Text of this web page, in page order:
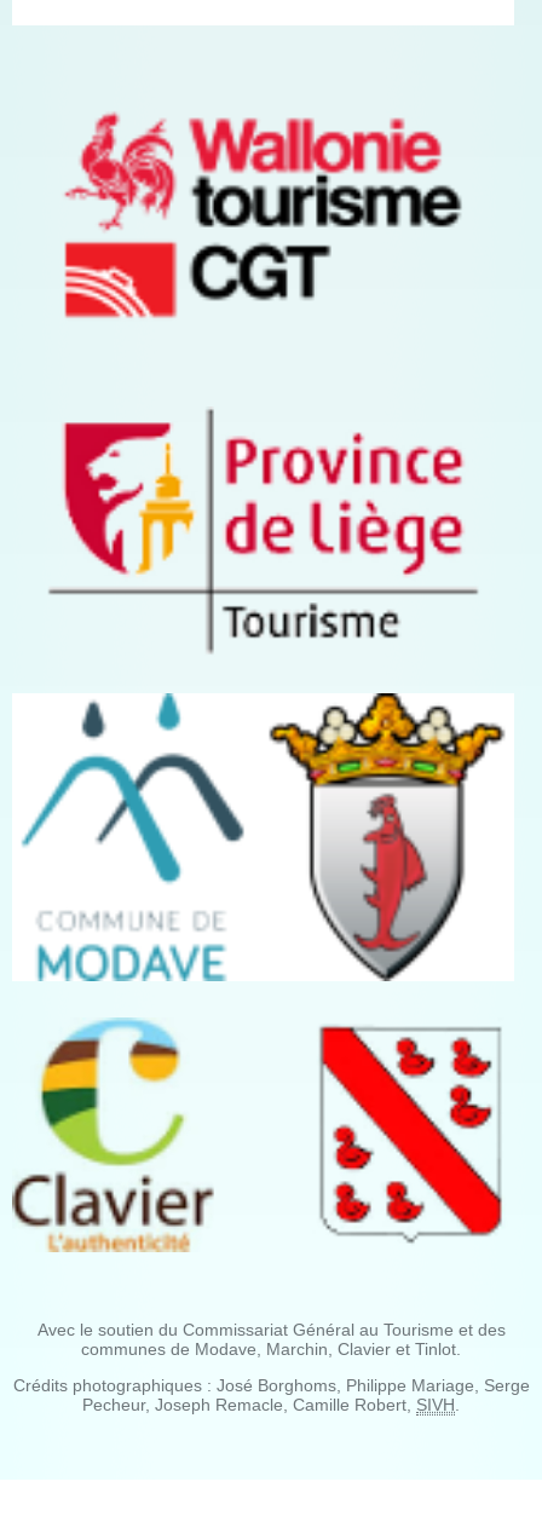
Avec le soutien du Commissariat Général au Tourisme et des
communes de Modave, Marchin, Clavier et Tinlot.
Crédits photographiques : José Borghoms, Philippe Mariage, Serge
Pecheur, Joseph Remacle, Camille Robert, SIVH